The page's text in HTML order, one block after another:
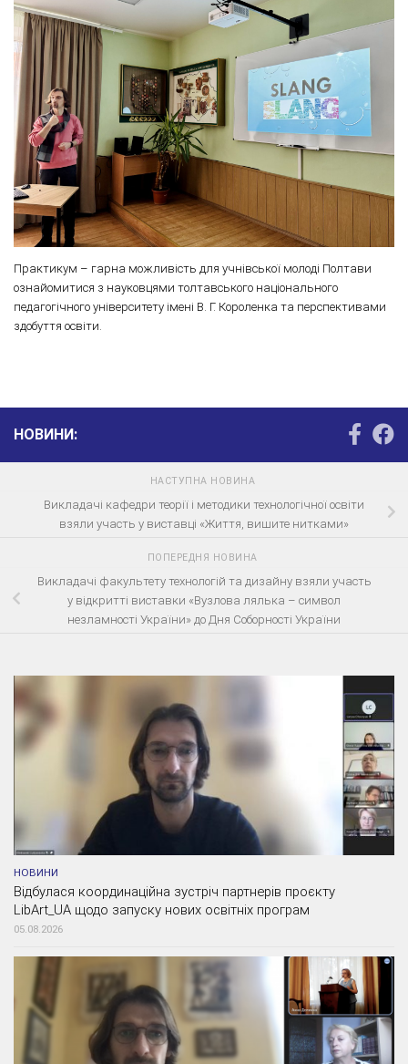
Практикум – гарна можливість для учнівської молоді Полтави
ознайомитися з науковцями толтавського національного
педагогічного університету імені В. Г. Короленка та перспективами
здобуття освіти.
НОВИНИ:
НАСТУПНА НОВИНА
Викладачі кафедри теорії і методики технологічної освіти
взяли участь у виставці «Життя, вишите нитками»
ПОПЕРЕДНЯ НОВИНА
Викладачі факультету технологій та дизайну взяли участь
у відкритті виставки «Вузлова лялька – символ
незламності України» до Дня Соборності України
НОВИНИ
Відбулася координаційна зустріч партнерів проєкту
LibArt_UA щодо запуску нових освітніх програм
05.08.2026